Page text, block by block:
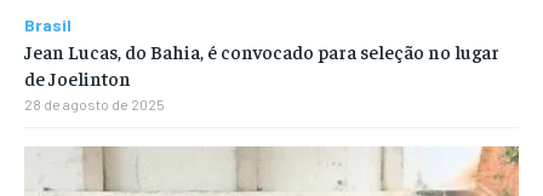
Brasil
Jean Lucas, do Bahia, é convocado para seleção no lugar
de Joelinton
28 de agosto de 2025